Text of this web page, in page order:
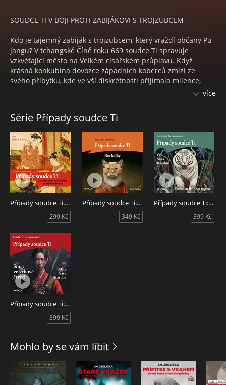
SOUDCE TI V BOJI PROTI ZABIJÁKOVI S TROJZUBCEM
Kdo je tajemný zabiják s trojzubcem, který vraždí občany Pu-
jangu? V tchangské Číně roku 669 soudce Ti spravuje
vzkvétající město na Velkém císařském průplavu. Když
krásná konkubína dovozce západních koberců zmizí ze
svého příbytku, kde ve vší diskrétnosti přijímala milence,
soudci Ti je jasné, že ji stihnul tragický osud. Na seznamu
pachatele. To ale nepočítal s tím, že se nalodí i jeho Druhá
paní, která se pouští do pátrání na vlastní pěst.
Neochvějného vyšetřovatele, který zná lépe své zločince než
vlastní domácnost, čeká plavba plná překvapení…
FRÉDÉRIC LENORMAND
Francouzský autor historických románů a detektivek Frédéric
Lenormand vystudoval hned několik světových jazyků
(angličtinu, italštinu a ruštinu) a již v mládí se začal živit
psaním. Získal nemálo ocenění a tvůrčích stipendií.
Garamond vydává jeho úspěšnou řadu o čínském detektivovi
soudci Ti z osmého století po Kristu, v níž navázal na knížky
nizozemského orientalisty Roberta van Gulika.
Audiokniha Případy soudce Ti. Jak zpracovat podezřelého a
kachnu na medu, autor Frédéric Lenormand, čte Saša
Rašilov.
více
Série Případy soudce Ti
Případy soudce Ti. Jak zpracovat podezřelého a kachnu na medu
299 Kč
Případy soudce Ti: Noc kočky
349 Kč
Případy soudce Ti: Pomsta Bílého tygra
399 Kč
Případy soudce Ti: Smrt ve vrbové čtvrti
399 Kč
Mohlo by se vám líbit